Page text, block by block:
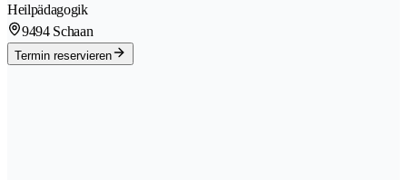
Heilpädagogik
9494 Schaan
Termin reservieren